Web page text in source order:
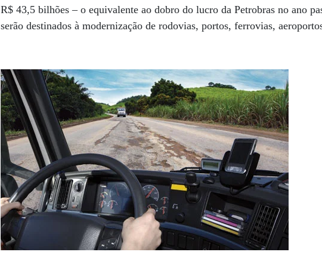
R$ 43,5 bilhões – o equivalente ao dobro do lucro da Petrobras no ano
serão destinados à modernização de rodovias, portos, ferrovias,